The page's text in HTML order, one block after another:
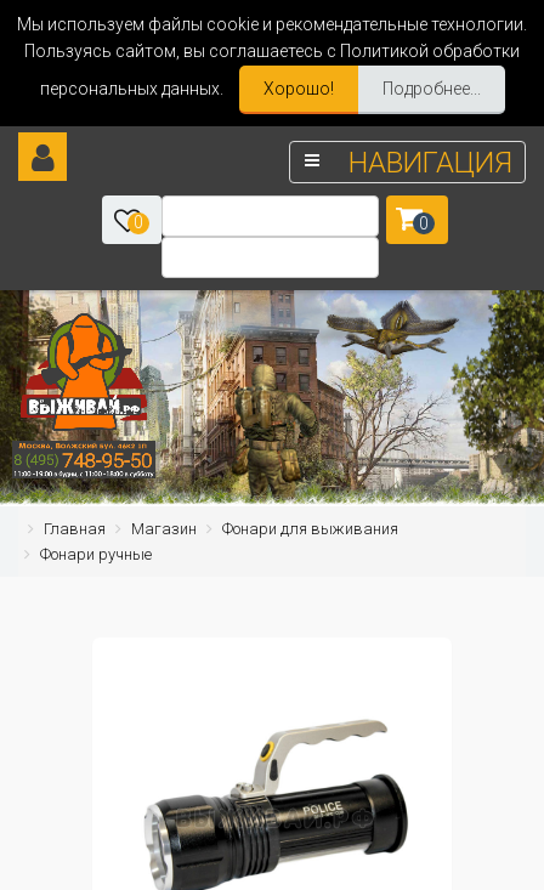
Мы используем файлы cookie и рекомендательные технологии.
Пользуясь сайтом, вы соглашаетесь с Политикой обработки
персональных данных.
Хорошо! Подробнее...
НАВИГАЦИЯ
0 0
Главная Магазин
Фонари для выживания
Фонари ручные